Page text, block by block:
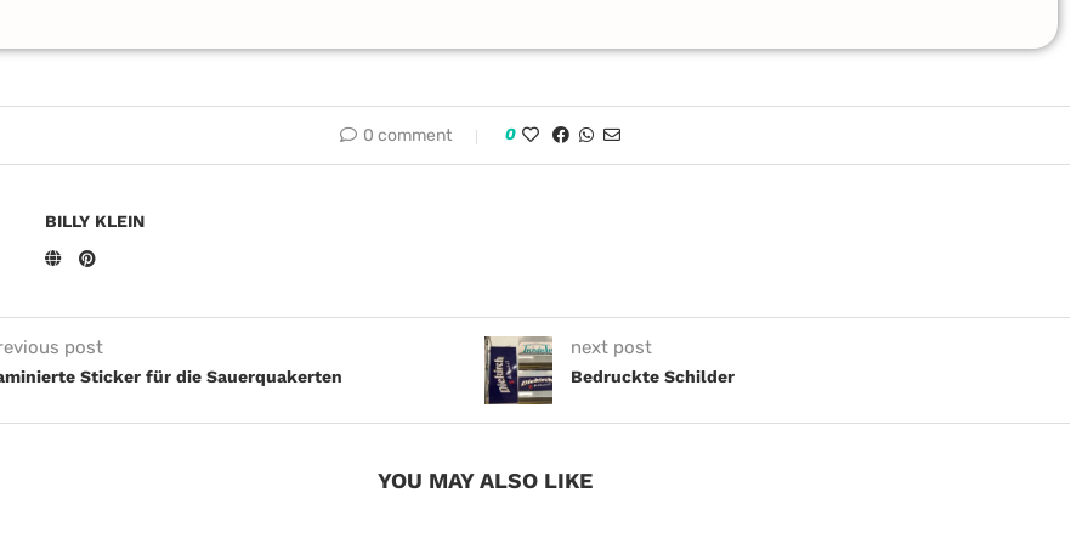
0 comment 0
BILLY KLEIN
post
Sticker für die Sauerquakerten
next post
Bedruckte Schilder
YOU MAY ALSO LIKE